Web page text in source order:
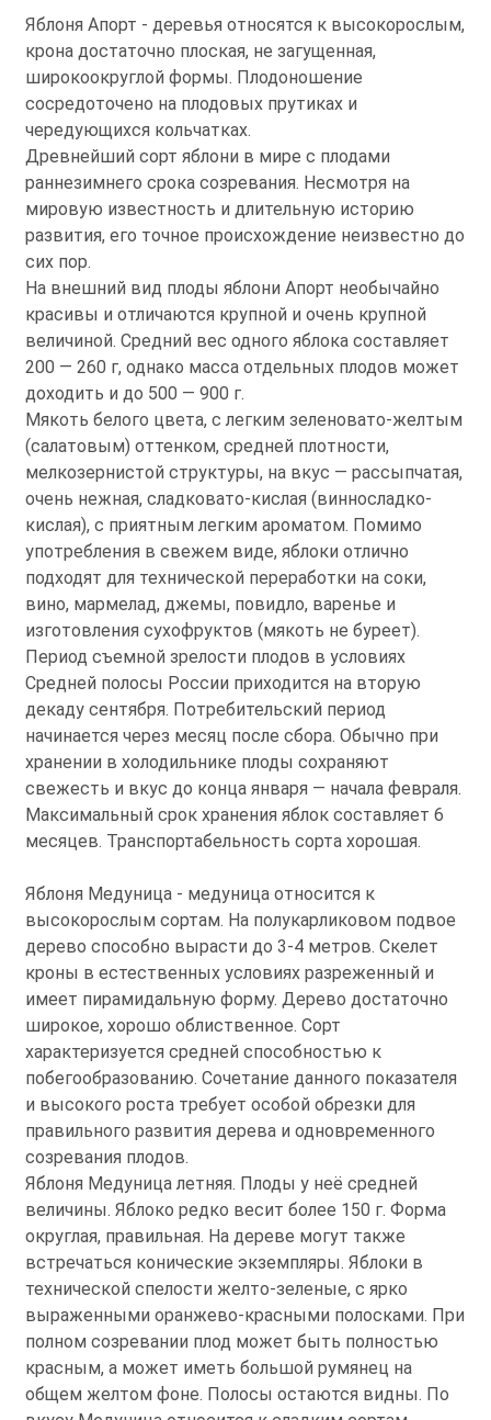
Яблоня Апорт - деревья относятся к высокорослым,
крона достаточно плоская, не загущенная,
широкоокруглой формы. Плодоношение
сосредоточено на плодовых прутиках и
чередующихся кольчатках.
Древнейший сорт яблони в мире с плодами
раннезимнего срока созревания. Несмотря на
мировую известность и длительную историю
развития, его точное происхождение неизвестно до
сих пор.
На внешний вид плоды яблони Апорт необычайно
красивы и отличаются крупной и очень крупной
величиной. Средний вес одного яблока составляет
200 — 260 г, однако масса отдельных плодов может
доходить и до 500 — 900 г.
Мякоть белого цвета, с легким зеленовато-желтым
(салатовым) оттенком, средней плотности,
мелкозернистой структуры, на вкус — рассыпчатая,
очень нежная, сладковато-кислая (винносладко-
кислая), с приятным легким ароматом. Помимо
употребления в свежем виде, яблоки отлично
подходят для технической переработки на соки,
вино, мармелад, джемы, повидло, варенье и
изготовления сухофруктов (мякоть не буреет).
Период съемной зрелости плодов в условиях
Средней полосы России приходится на вторую
декаду сентября. Потребительский период
начинается через месяц после сбора. Обычно при
хранении в холодильнике плоды сохраняют
свежесть и вкус до конца января — начала февраля.
Максимальный срок хранения яблок составляет 6
месяцев. Транспортабельность сорта хорошая.
Яблоня Медуница - медуница относится к
высокорослым сортам. На полукарликовом подвое
дерево способно вырасти до 3-4 метров. Скелет
кроны в естественных условиях разреженный и
имеет пирамидальную форму. Дерево достаточно
широкое, хорошо облиственное. Сорт
характеризуется средней способностью к
побегообразованию. Сочетание данного показателя
и высокого роста требует особой обрезки для
правильного развития дерева и одновременного
созревания плодов.
Яблоня Медуница летняя. Плоды у неё средней
величины. Яблоко редко весит более 150 г. Форма
округлая, правильная. На дереве могут также
встречаться конические экземпляры. Яблоки в
технической спелости желто-зеленые, с ярко
выраженными оранжево-красными полосками. При
полном созревании плод может быть полностью
красным, а может иметь большой румянец на
общем желтом фоне. Полосы остаются видны. По